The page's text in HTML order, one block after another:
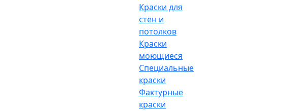
Краски для
стен и
потолков
Краски
моющиеся
Специальные
краски
Фактурные
краски